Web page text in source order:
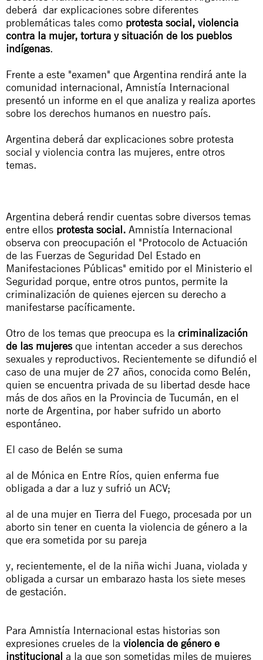
deberá dar explicaciones sobre diferentes
problemáticas tales como protesta social, violencia
contra la mujer, tortura y situación de los pueblos
indígenas.
Frente a este "examen" que Argentina rendirá ante la
comunidad internacional, Amnistía Internacional
presentó un informe en el que analiza y realiza aportes
sobre los derechos humanos en nuestro país.
Argentina deberá dar explicaciones sobre protesta
social y violencia contra las mujeres, entre otros
temas.
Argentina deberá rendir cuentas sobre diversos temas
entre ellos protesta social. Amnistía Internacional
observa con preocupación el "Protocolo de Actuación
de las Fuerzas de Seguridad Del Estado en
Manifestaciones Públicas" emitido por el Ministerio el
Seguridad porque, entre otros puntos, permite la
criminalización de quienes ejercen su derecho a
manifestarse pacíficamente.
Otro de los temas que preocupa es la criminalización
de las mujeresque intentan acceder a sus derechos
sexuales y reproductivos. Recientemente se difundió el
caso de una mujer de 27 años, conocida como Belén,
quien se encuentra privada de su libertad desde hace
más de dos años en la Provincia de Tucumán, en el
norte de Argentina, por haber sufrido un aborto
espontáneo.
El caso de Belén se suma
al de Mónica en Entre Ríos, quien enferma fue
obligada a dar a luz y sufrió un ACV;
al de una mujer en Tierra del Fuego, procesada por un
aborto sin tener en cuenta la violencia de género a la
que era sometida por su pareja
y, recientemente, el de la niña wichi Juana, violada y
obligada a cursar un embarazo hasta los siete meses
de gestación.
Para Amnistía Internacional estas historias son
expresiones crueles de la violencia de género e
institucional a la que son sometidas miles de mujeres